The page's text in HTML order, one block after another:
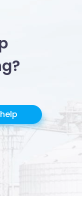
contenuti ed
media e per
inoltre
sito con i
dei dati web,
combinarle